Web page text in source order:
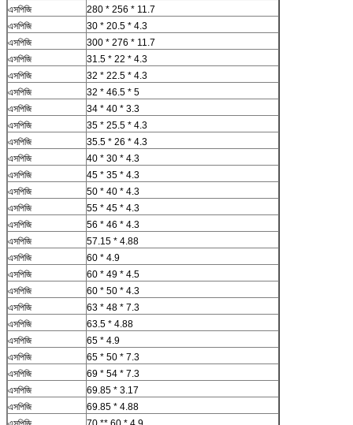
এসপিজি
280 * 256 * 11.7
এসপিজি
30 * 20.5 * 4.3
এসপিজি
300 * 276 * 11.7
এসপিজি
31.5 * 22 * ​​4.3
এসপিজি
32 * 22.5 * 4.3
এসপিজি
32 * 46.5 * 5
এসপিজি
34 * 40 * 3.3
এসপিজি
35 * 25.5 * 4.3
এসপিজি
35.5 * 26 * 4.3
এসপিজি
40 * 30 * 4.3
এসপিজি
45 * 35 * 4.3
এসপিজি
50 * 40 * 4.3
এসপিজি
55 * 45 * 4.3
এসপিজি
56 * 46 * 4.3
এসপিজি
57.15 * 4.88
এসপিজি
60 * 4.9
এসপিজি
60 * 49 * 4.5
এসপিজি
60 * 50 * 4.3
এসপিজি
63 * 48 * 7.3
এসপিজি
63.5 * 4.88
এসপিজি
65 * 4.9
এসপিজি
65 * 50 * 7.3
এসপিজি
69 * 54 * 7.3
এসপিজি
69.85 * 3.17
এসপিজি
69.85 * 4.88